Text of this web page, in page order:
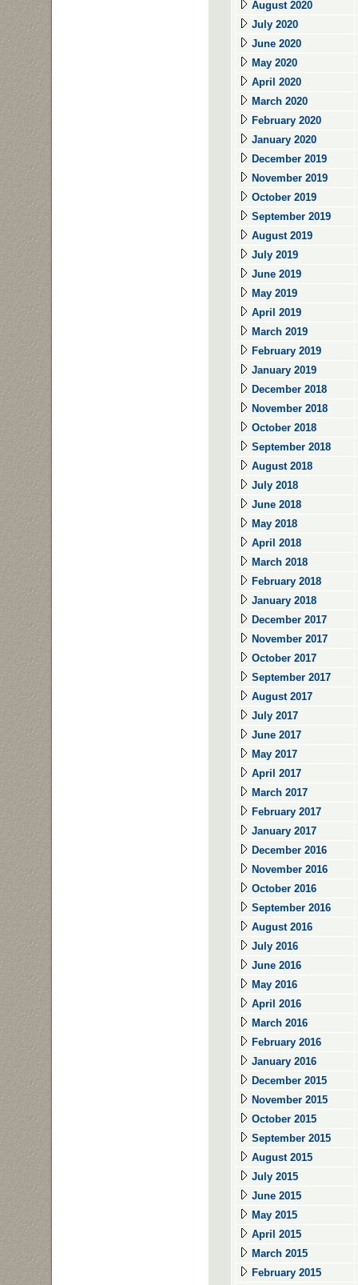
August 2020
July 2020
June 2020
May 2020
April 2020
March 2020
February 2020
January 2020
December 2019
November 2019
October 2019
September 2019
August 2019
July 2019
June 2019
May 2019
April 2019
March 2019
February 2019
January 2019
December 2018
November 2018
October 2018
September 2018
August 2018
July 2018
June 2018
May 2018
April 2018
March 2018
February 2018
January 2018
December 2017
November 2017
October 2017
September 2017
August 2017
July 2017
June 2017
May 2017
April 2017
March 2017
February 2017
January 2017
December 2016
November 2016
October 2016
September 2016
August 2016
July 2016
June 2016
May 2016
April 2016
March 2016
February 2016
January 2016
December 2015
November 2015
October 2015
September 2015
August 2015
July 2015
June 2015
May 2015
April 2015
March 2015
February 2015